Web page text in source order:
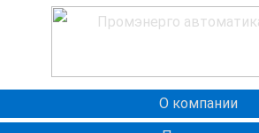
О компании